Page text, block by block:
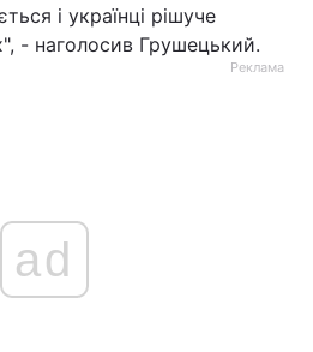
і українці рішуче
- наголосив Грушецький.
Реклама
ad